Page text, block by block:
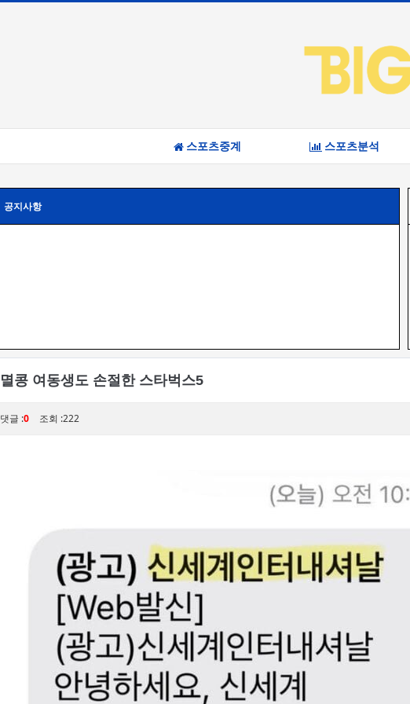
스포츠중계 스포츠분석
공지사항
멸콩 여동생도 손절한 스타벅스5
댓글 :0 조회 :222